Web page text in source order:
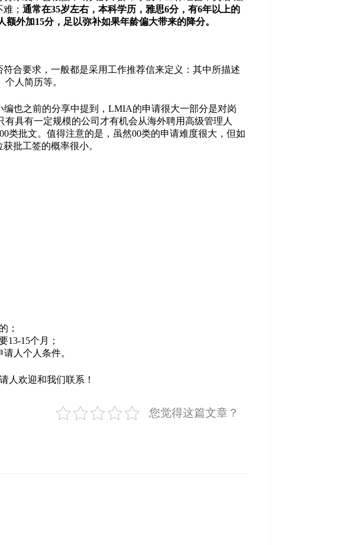
； 通常在35岁左右，本科学历，雅思6分，有6年以上的
外加15分，足以弥补如果年龄偏大带来的降分。
合要求，一般都是采用工作推荐信来定义：其中所描述
人简历等。
也之前的分享中提到，LMIA的申请很大一部分是对岗
具有一定规模的公司才有机会从海外聘用高级管理人
类批文。值得注意的是，虽然00类的申请难度很大，但如
批工签的概率很小。
；
15个月；
人个人条件。
人欢迎和我们联系！
您觉得这篇文章？